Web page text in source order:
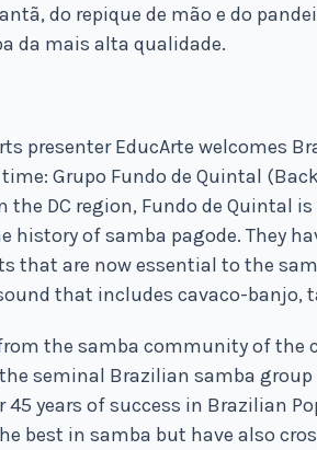
do repique de mão e do
da mais alta qualidade.
presenter EducArte welcomes
Grupo Fundo de Quintal
DC region, Fundo de Quintal
history of samba pagode. They
that are now essential to the
that includes cavaco-banjo,
the samba community of the
seminal Brazilian samba
45 years of success in Brazilian
best in samba but have also